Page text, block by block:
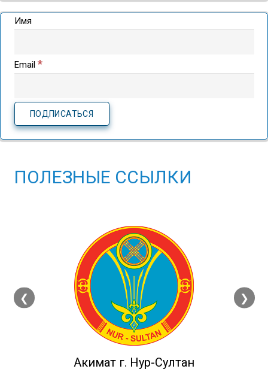
Имя
Email *
ПОЛЕЗНЫЕ ССЫЛКИ
❮
Акимат г. Нур-Султан
❯